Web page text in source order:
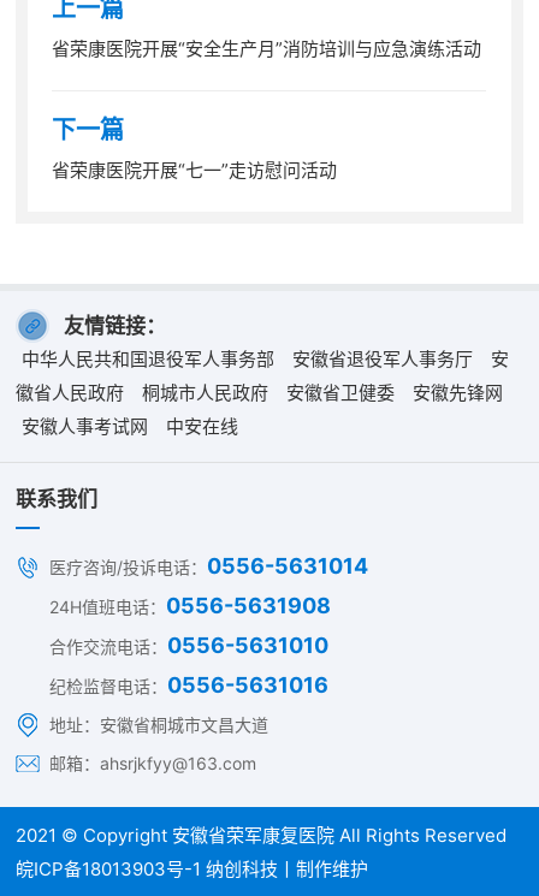
上一篇
省荣康医院开展“安全生产月”消防培训与应急演练活动
下一篇
省荣康医院开展“七一”走访慰问活动
友情链接：
中华人民共和国退役军人事务部 安徽省退役军人事务厅
安
徽省人民政府
桐城市人民政府 安徽省卫健委
安徽先锋网
安徽人事考试网
中安在线
联系我们
医疗咨询/投诉电话： 0556-5631014
24H值班电话： 0556-5631908
合作交流电话： 0556-5631010
纪检监督电话： 0556-5631016
地址：安徽省桐城市文昌大道
邮箱：ahsrjkfyy@163.com
2021 © Copyright 安徽省荣军康复医院 All Rights Reserved
皖ICP备18013903号-1 纳创科技丨制作维护